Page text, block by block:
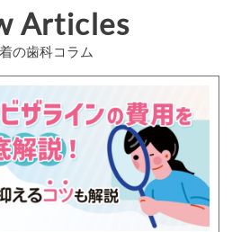
Articles
の歯科コラム